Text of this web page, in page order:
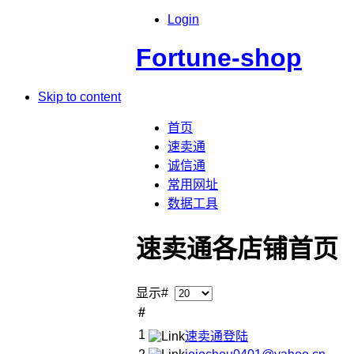
Login
Fortune-shop
Skip to content
首页
速卖通
诚信通
常用网址
数据工具
速卖通各店铺首页
显示#
#
1
速卖通登陆